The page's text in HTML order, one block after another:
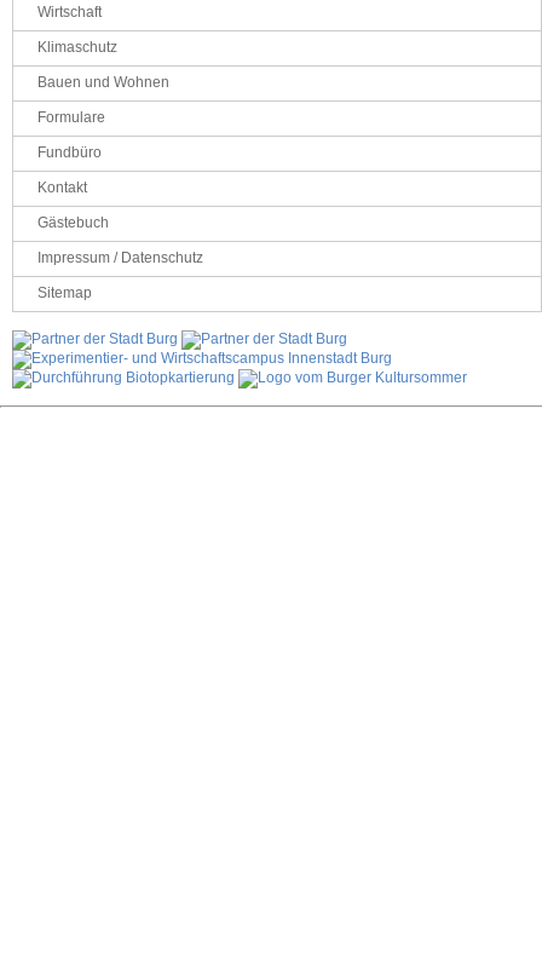
Wirtschaft
Klimaschutz
Bauen und Wohnen
Formulare
Fundbüro
Kontakt
Gästebuch
Impressum / Datenschutz
Sitemap